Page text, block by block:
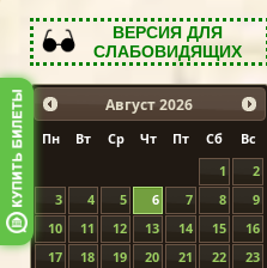
ВЕРСИЯ ДЛЯ
СЛАБОВИДЯЩИХ
Август 2026
Пн Вт Ср Чт Пт Сб
Вс
1
2
3
4 5 6 7 8
9
10
11 12 13 14 15
16
17
18 19 20 21 22
23